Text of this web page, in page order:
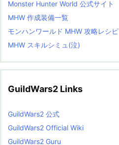
Monster Hunter World 公式サイト
MHW 作成装備一覧
モンハンワールド MHW 攻略レシピ
MHW スキルシミュ(泣)
GuildWars2 Links
GuildWars2 公式
GuildWars2 Official Wiki
GuildWars2 Guru